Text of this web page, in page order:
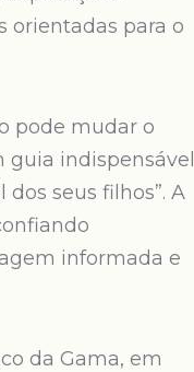
orientadas para o
pode mudar o
guia indispensável
seus filhos”. A
informada e
da Gama, em